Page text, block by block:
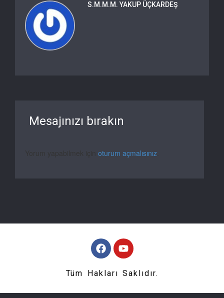
S.M.M.M. YAKUP ÜÇKARDEŞ
Mesajınızı bırakın
oturum açmalısınız
Tüm Hakları Saklıdır.